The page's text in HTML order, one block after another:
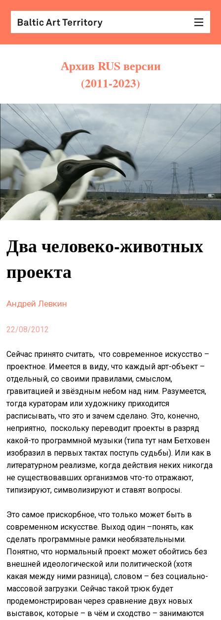
о
искать
Архив RUS версии
(2011-2023)
Два человеко-животных
проекта
Андрей Левкин
22/08/2012
Сейчас принято считать, что современное искусство –
проектное. Имеется в виду, что каждый арт-объект –
отдельный, со своими правилами, смыслом,
гравитацией и звёздным небом над ним. Разумеется,
тогда кураторам или художнику приходится
расписывать, что это и зачем сделано. Это, конечно,
неприятно, поскольку переводит проекты в разряд
какой-то программной музыки (типа тут нам Бетховен
изобразил в первых тактах поступь судьбы). Или как в
литературном реализме, когда действия неких никогда
не существовавших организмов что-то отражают,
типизируют, символизируют и ставят вопросы.
Это самое прискорбное, что только может быть в
современном искусстве. Выход один –понять, как
сделать программные рамки необязательными.
Понятно, что нормальный проект может обойтись без
внешней идеологической или политической (хотя
какая между ними разница), словом – без социально-
массовой загрузки. Сейчас такой трюк будет
продемонстрирован через сравнение двух новых
выставок, которые – в чём и сходство – занимаются